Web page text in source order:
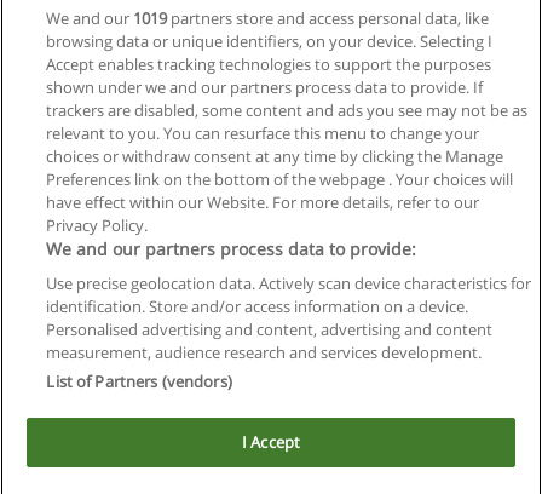
Carrera en Administración de Empresas
CEPEC - Educación Superior la Suisse
Solicita información
Privacidad de datos
Contactar con Educaedu
Copyright © Educaedu Business S.L. - CIF : B-95610580: -
We and our 1019partners store and access personal data, like
browsing data or unique identifiers, on your device. Selecting I
Accept enables tracking technologies to support the purposes
shown under we and our partners process data to provide. If
trackers are disabled, some content and ads you see may not be as
relevant to you. You can resurface this menu to change your
choices or withdraw consent at any time by clicking the Manage
Preferences link on the bottom of the webpage . Your choices will
have effect within our Website. For more details, refer to our
Privacy Policy.
We and our partners process data to provide:
Use precise geolocation data. Actively scan device characteristics for
identification. Store and/or access information on a device.
Personalised advertising and content, advertising and content
measurement, audience research and services development.
List of Partners (vendors)
I Accept